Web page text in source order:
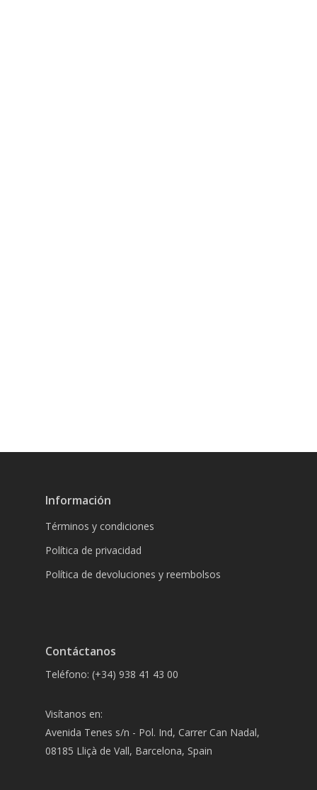
Información
Términos y condiciones
Política de privacidad
Política de devoluciones y reembolsos
Contáctanos
Teléfono: (+34) 938 41 43 00
Visítanos en:
Avenida Tenes s/n - Pol. Ind, Carrer Can Nadal,
08185 Lliçà de Vall, Barcelona, Spain